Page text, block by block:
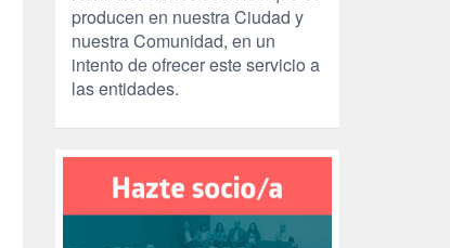
producen en nuestra Ciudad y
nuestra Comunidad, en un
intento de ofrecer este servicio a
las entidades.